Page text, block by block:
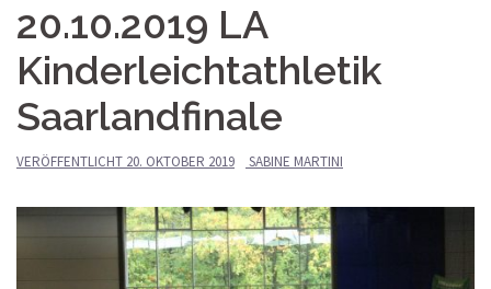
20.10.2019 LA
Kinderleichtathletik
Saarlandfinale
VERÖFFENTLICHT 20. OKTOBER 2019 SABINE MARTINI